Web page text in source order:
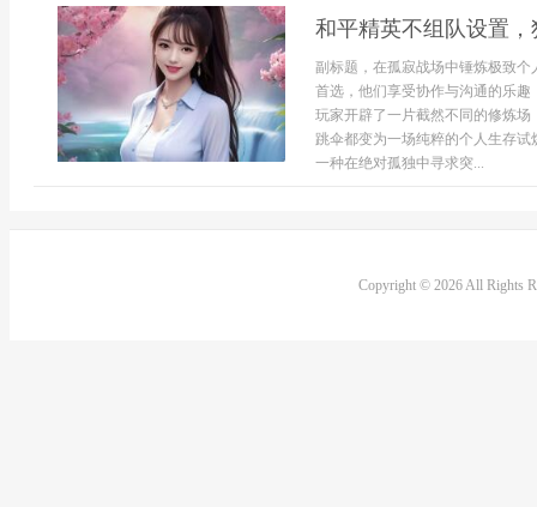
和平精英不组队设置
副标题，在孤寂战场中锤炼极致
首选，他们享受协作与沟通的乐
玩家开辟了一片截然不同的修炼
跳伞都变为一场纯粹的个人生存
一种在绝对孤独中寻求突...
Copyright © 2026 All Rights